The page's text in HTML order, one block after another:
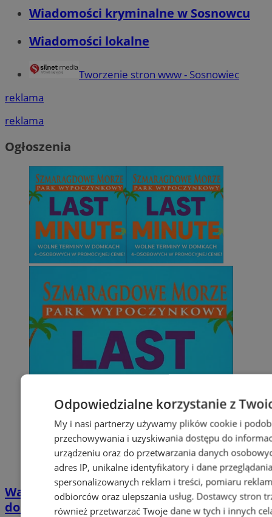
Wiadomości kryminalne w Sosnowcu
Wiadomości lokalne
Tworzenie stron www - Sosnowiec
reklama
reklama
Ogłoszenia
Wakacyjny wypoczynek nad Bałtykiem w
domkach Szmaragdowe Morze
Odpowiedzialne korzystanie z
My i nasi partnerzy używamy plików cookie i
przechowywania i uzyskiwania dostępu do
urządzeniu oraz do przetwarzania danych
adres IP, unikalne identyfikatory i dane
spersonalizowanych reklam i treści, pomiaru
odbiorców oraz ulepszania usług. Dostawcy stron
również przetwarzać Twoje dane w tych i innych